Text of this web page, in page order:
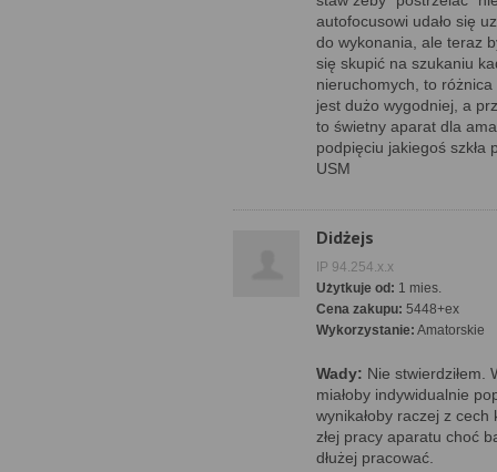
autofocusowi udało się
do wykonania, ale teraz
się skupić na szukaniu
nieruchomych, to
jest dużo wygodniej, a
to świetny aparat dla
podpięciu jakiegoś
USM
Didżejs
IP 94.254.x.x
Użytkuje od: 1 mies.
Cena zakupu: 5448+ex
Wykorzystanie: Amatorskie
Wady: Nie stwierdziłem.
miałoby indywidualnie
wynikałoby raczej z
złej pracy aparatu choć
dłużej pracować.